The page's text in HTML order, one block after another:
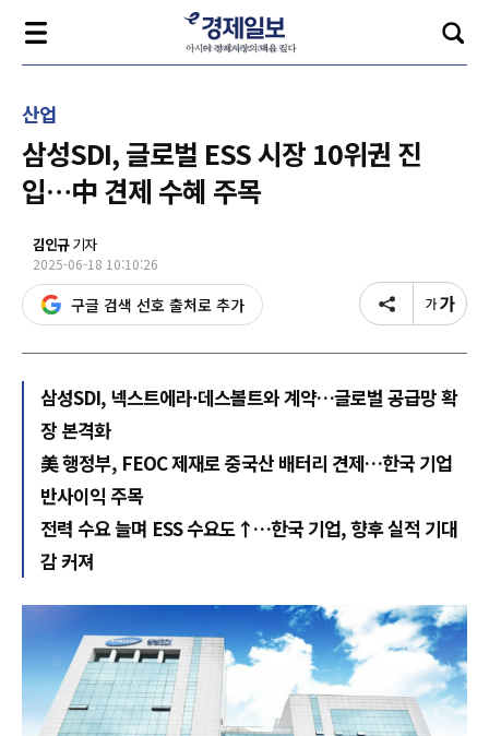
산업
삼성SDI, 글로벌 ESS 시장 10위권 진
입…中 견제 수혜 주목
김인규기자
2025-06-18 10:10:26
구글 검색 선호 출처로 추가
삼성SDI, 넥스트에라·데스볼트와 계약…글로벌 공급망 확
장 본격화
美 행정부, FEOC 제재로 중국산 배터리 견제…한국 기업
반사이익 주목
전력 수요 늘며 ESS 수요도↑…한국 기업, 향후 실적 기대
감 커져